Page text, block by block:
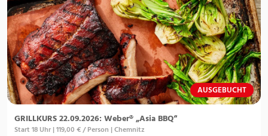
AUSGEBUCHT
GRILLKURS 22.09.2026: Weber® „Asia BBQ“
Start 18 Uhr | 119,00 € / Person | Chemnitz